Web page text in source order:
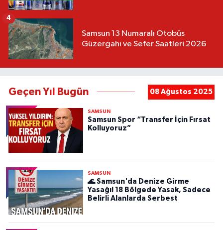
Samsun 13 Numaralı Otobüs
Güzergahı ve Sefer Saatleri 2026
4
Geçen Yıl Bugün 08 Ağustos 2025
SAMSUN
Samsun Spor “Transfer İçin Fırsat
Kolluyoruz”
SAMSUN
🌊 Samsun'da Denize Girme
Yasağı! 18 Bölgede Yasak, Sadece
Belirli Alanlarda Serbest